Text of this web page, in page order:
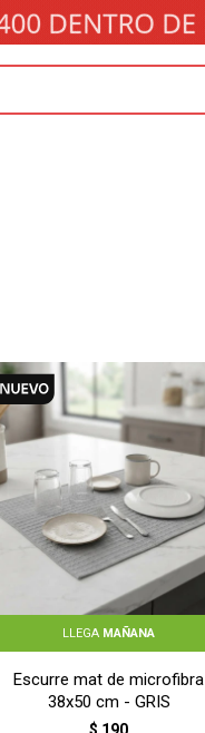
LLEGA MAÑANA
Escurre mat de microfibra
38x50 cm - GRIS
$ 190